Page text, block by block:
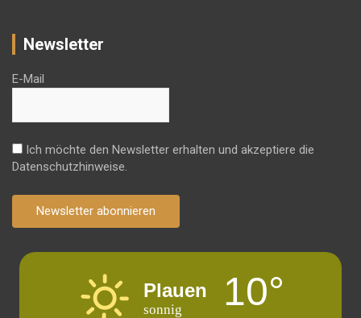
Newsletter
E-Mail
Ich möchte den Newsletter erhalten und akzeptiere die
Datenschutzhinweise.
Newsletter abonnieren
Plauen
sonnig 10°